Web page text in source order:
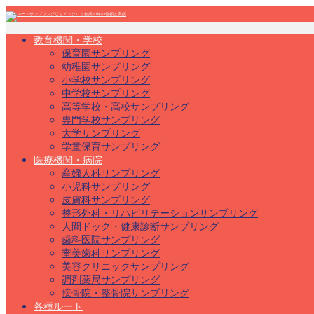
教育機関・学校
保育園サンプリング
幼稚園サンプリング
小学校サンプリング
中学校サンプリング
高等学校・高校サンプリング
専門学校サンプリング
大学サンプリング
学童保育サンプリング
医療機関・病院
産婦人科サンプリング
小児科サンプリング
皮膚科サンプリング
整形外科・リハビリテーションサンプリング
人間ドック・健康診断サンプリング
歯科医院サンプリング
審美歯科サンプリング
美容クリニックサンプリング
調剤薬局サンプリング
接骨院・整骨院サンプリング
各種ルート